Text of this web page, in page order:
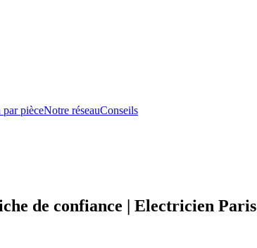
pièceNotre réseauConseils
de confiance | Electricien Paris